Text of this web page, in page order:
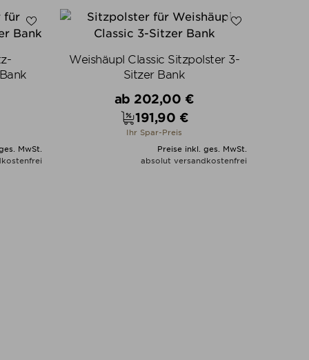
MwSt.
Weishäupl Classic Sitzpolster 3-
Sitzer Bank
Verkaufspreis
ab 202,00 €
Preis
191,90 €
Ihr Spar-Preis
Preise inkl. ges. MwSt.
absolut versandkostenfrei